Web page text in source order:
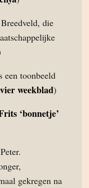
die
een toonbeeld
weekblad)
‘bonnetje’
gekregen na